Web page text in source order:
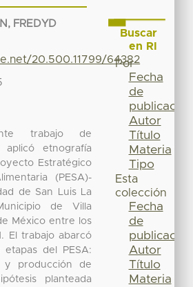
FREDYD
20.500.11799/64382
trabajo de
aplicó etnografía
Estratégico
(PESA)-
de San Luis La
de Villa
México entre los
El trabajo abarcó
etapas del PESA:
y producción de
planteada
Buscar
en RI
Por
Fecha
de
publicación
Autor
Título
Materia
Tipo
Esta
colección
Fecha
de
publicación
Autor
Título
Materia